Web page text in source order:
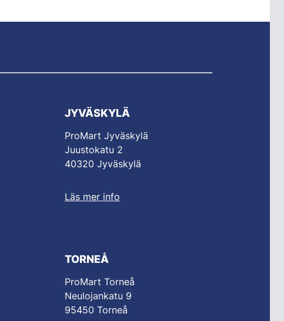
JYVÄSKYLÄ
ProMart Jyväskylä
Juustokatu 2
40320 Jyväskylä
Läs mer info
TORNEÅ
ProMart Torneå
Neulojankatu 9
95450 Torneå